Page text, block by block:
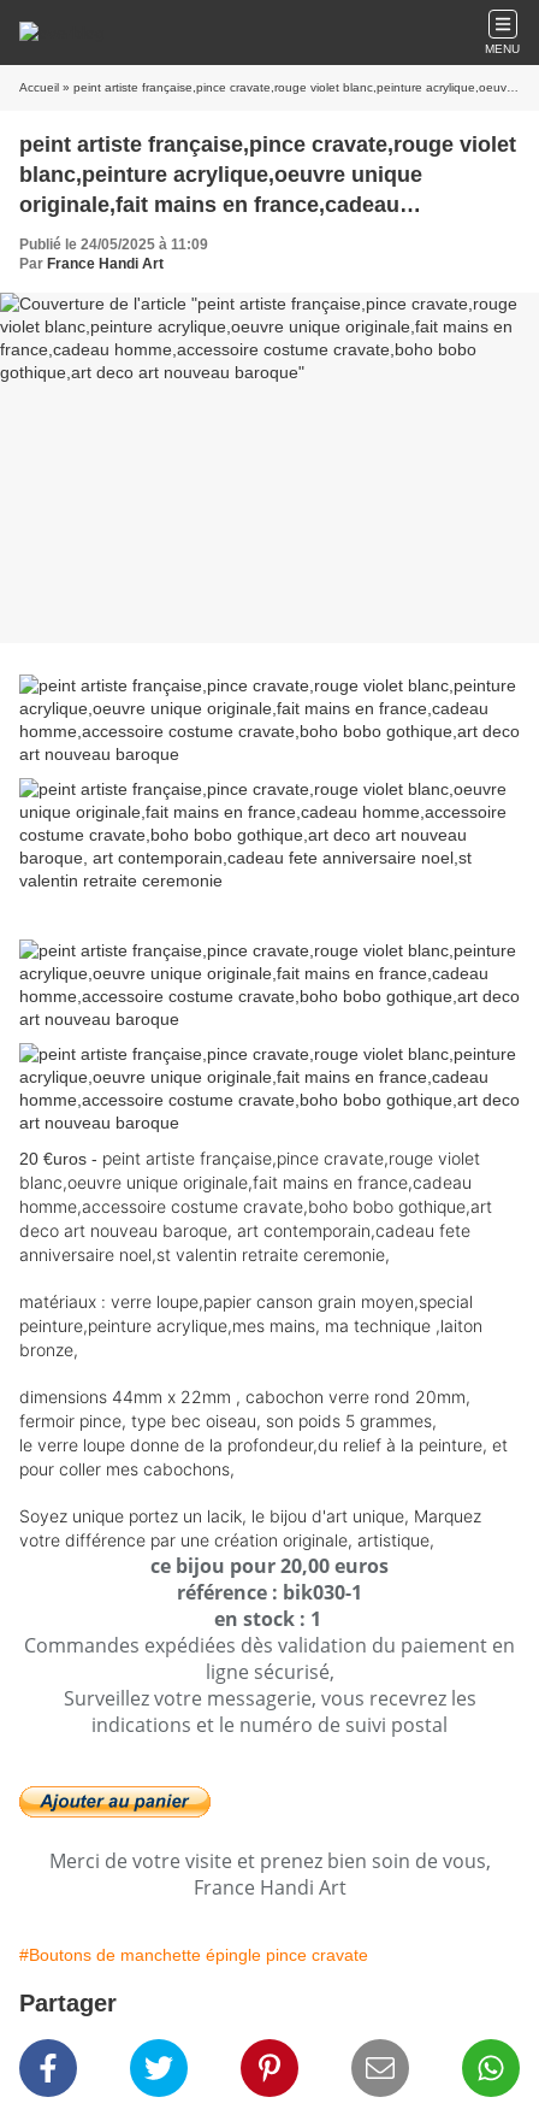
MENU
Accueil » peint artiste française,pince cravate,rouge violet blanc,peinture acrylique,oeuvre unique originale,fait mains en france,cadeau homme,accessoire costume cravate,boho bobo gothique,art deco art nouveau baroque
peint artiste française,pince cravate,rouge violet
blanc,peinture acrylique,oeuvre unique
originale,fait mains en france,cadeau
homme,accessoire costume cravate,boho bobo
gothique,art deco art nouveau baroque
Publié le 24/05/2025 à 11:09
Par France Handi Art
20 €uros - peint artiste française,pince cravate,rouge violet
blanc,oeuvre unique originale,fait mains en france,cadeau
homme,accessoire costume cravate,boho bobo gothique,art
deco art nouveau baroque, art contemporain,cadeau fete
anniversaire noel,st valentin retraite ceremonie,
matériaux : verre loupe,papier canson grain moyen,special
peinture,peinture acrylique,mes mains, ma technique ,laiton
bronze,
dimensions 44mm x 22mm , cabochon verre rond 20mm,
fermoir pince, type bec oiseau, son poids 5 grammes,
le verre loupe donne de la profondeur,du relief à la peinture, et
pour coller mes cabochons,
Soyez unique portez un lacik, le bijou d'art unique, Marquez
votre différence par une création originale, artistique,
ce bijou pour 20,00 euros
référence : bik030-1
en stock : 1
Commandes expédiées dès validation du paiement en
ligne sécurisé,
Surveillez votre messagerie, vous recevrez les
indications et le numéro de suivi postal
Merci de votre visite et prenez bien soin de vous,
France Handi Art
#Boutons de manchette épingle pince cravate
Partager